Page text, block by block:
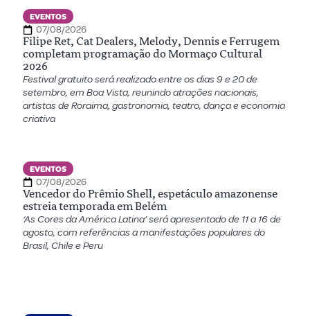
EVENTOS
07/08/2026
Filipe Ret, Cat Dealers, Melody, Dennis e Ferrugem
completam programação do Mormaço Cultural
2026
Festival gratuito será realizado entre os dias 9 e 20 de
setembro, em Boa Vista, reunindo atrações nacionais,
artistas de Roraima, gastronomia, teatro, dança e economia
criativa
EVENTOS
07/08/2026
Vencedor do Prêmio Shell, espetáculo amazonense
estreia temporada em Belém
‘As Cores da América Latina’ será apresentado de 11 a 16 de
agosto, com referências a manifestações populares do
Brasil, Chile e Peru